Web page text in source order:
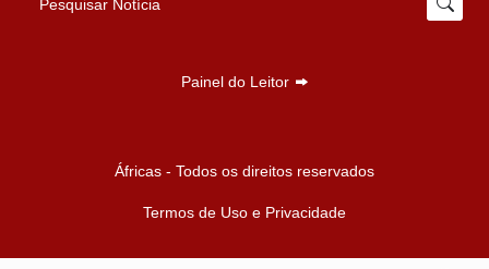
Pesquisar Notícia
Painel do Leitor
Áfricas - Todos os direitos reservados
Termos de Uso e Privacidade
Esse site utiliza cookies para melhorar sua experiência
que você concorda com nossos Termos de Uso e